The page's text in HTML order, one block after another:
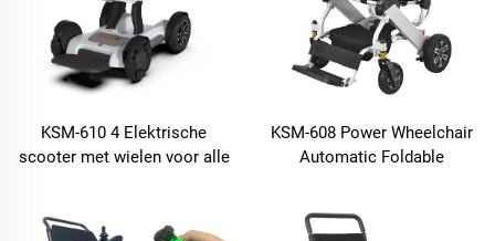
KSM-610 4 Elektrische
scooter met wielen voor alle
voor ouderen
KSM-608 Power Wheelchair
Automatic Foldable
vliegtuig